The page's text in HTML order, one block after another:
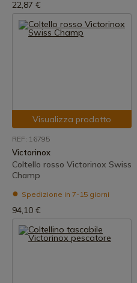
22,87 €
Visualizza prodotto
REF: 16795
Victorinox
Coltello rosso Victorinox Swiss
Champ
Spedizione in 7-15 giorni
94,10 €